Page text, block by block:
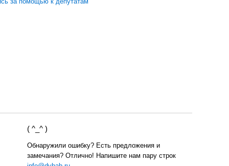
( ^_^ )
Обнаружили ошибку? Есть предложения и
замечания? Отлично! Напишите нам пару строк